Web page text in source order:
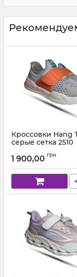
Кроссовки Hang
серые сетка 2510
1 900,00 грн